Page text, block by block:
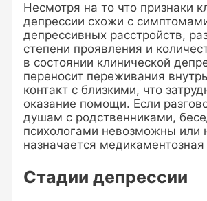
Несмотря на то что признаки
депрессии схожи с
депрессивных расстройств,
степени проявления и
в состоянии клинической
переносит переживания
контакт с близкими, что
оказание помощи. Если
душам с родственниками,
психологами невозможны или
назначается
Стадии депрессии